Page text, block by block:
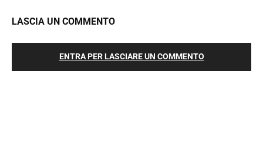
LASCIA UN COMMENTO
ENTRA PER LASCIARE UN COMMENTO